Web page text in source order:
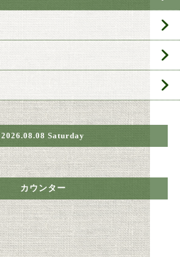
2026.08.08 Saturday
カウンター